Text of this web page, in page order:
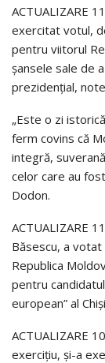
ACTUALIZARE
exercitat votul,
pentru viitorul
șansele sale de
prezidențial,
„Este o zi
ferm covins că
integră,
celor care au
Dodon.
ACTUALIZARE
Băsescu, a
Republica
pentru
european” al
ACTUALIZARE
exercițiu, și-a